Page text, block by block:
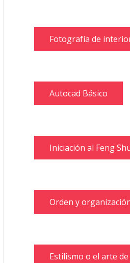
Fotografía de
Autocad Básico
Iniciación al Feng
Orden y
Estilismo o el arte